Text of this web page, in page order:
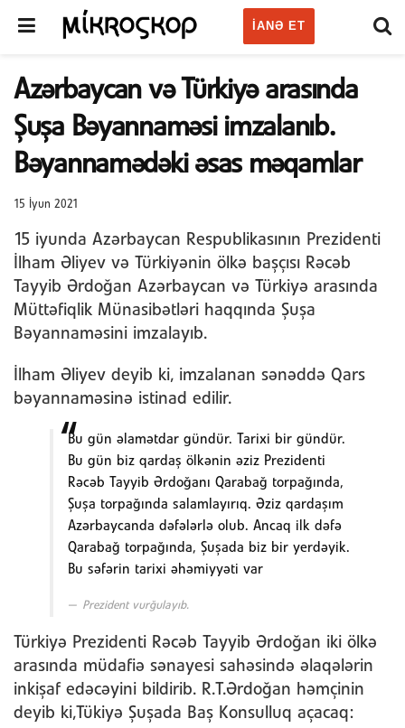
IANƏ ET
Azərbaycan və Türkiyə arasında
Şuşa Bəyannaməsi imzalanıb.
Bəyannamədəki əsas məqamlar
15 İyun 2021
15 iyunda Azərbaycan Respublikasının Prezidenti
İlham Əliyev və Türkiyənin ölkə başçısı Rəcəb
Tayyib Ərdoğan Azərbaycan və Türkiyə arasında
Müttəfiqlik Münasibətləri haqqında Şuşa
Bəyannaməsini imzalayıb.
İlham Əliyev deyib ki, imzalanan sənəddə Qars
bəyannaməsinə istinad edilir.
Bu gün əlamətdar gündür. Tarixi bir gündür.
Bu gün biz qardaş ölkənin əziz Prezidenti
Rəcəb Tayyib Ərdoğanı Qarabağ torpağında,
Şuşa torpağında salamlayırıq. Əziz qardaşım
Azərbaycanda dəfələrlə olub. Ancaq ilk dəfə
Qarabağ torpağında, Şuşada biz bir yerdəyik.
Bu səfərin tarixi əhəmiyyəti var
Prezident vurğulayıb.
Türkiyə Prezidenti Rəcəb Tayyib Ərdoğan iki ölkə
arasında müdafiə sənayesi sahəsində əlaqələrin
inkişaf edəcəyini bildirib. R.T.Ərdoğan həmçinin
deyib ki,Tükiyə Şuşada Baş Konsulluq açacaq: